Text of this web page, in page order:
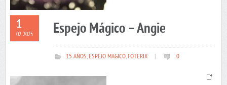
1
02 2025 Espejo Mágico – Angie
15 AÑOS,ESPEJO MAGICO,FOTERIX 0